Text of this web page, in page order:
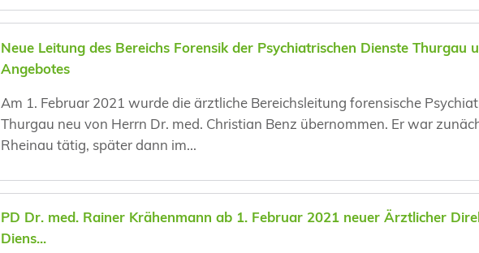
Neue Leitung des Bereichs Forensik der Psychiatrischen Dienste Thurgau
Angebotes
Am 1. Februar 2021 wurde die ärztliche Bereichsleitung forensische
Thurgau neu von Herrn Dr. med. Christian Benz übernommen. Er war
Rheinau tätig, später dann im...
PD Dr. med. Rainer Krähenmann ab 1. Februar 2021 neuer Ärztlicher
Diens...